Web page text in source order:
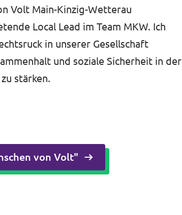
Volt Main-Kinzig-Wetterau
Local Lead im Team MKW. Ich
in unserer Gesellschaft
und soziale Sicherheit in der
stärken.
von Volt"